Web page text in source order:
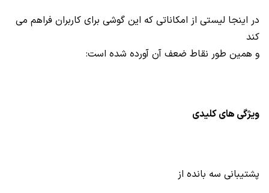
در اینجا لیستی از امکاناتی که این گوشی برای کاربران فراهم می
کند
و همین طور نقاط ضعف آن آورده شده است:
ویژگی های کلیدی
پشتیبانی سه بانده از